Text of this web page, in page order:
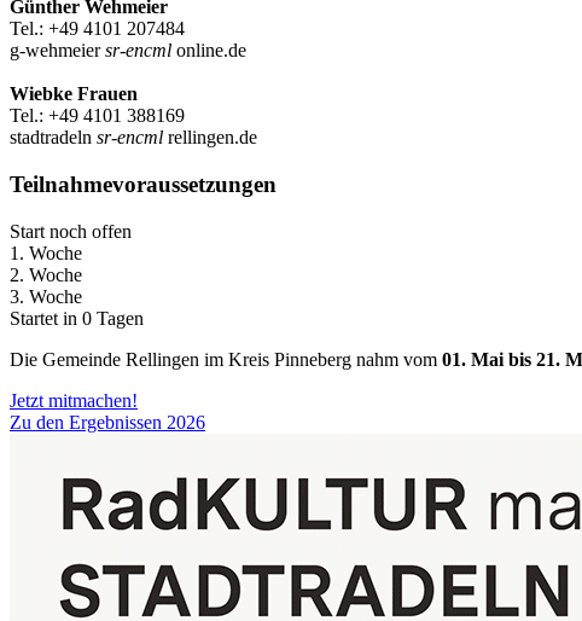
Günther Wehmeier
Tel.: +49 4101 207484
g-wehmeiersr-encml online.de
Wiebke Frauen
Tel.: +49 4101 388169
stadtradeln sr-encml rellingen.de
Teilnahmevoraussetzungen
Start noch offen
1. Woche
2. Woche
3. Woche
Startet in 0 Tagen
Die Gemeinde Rellingen im Kreis Pinneberg nahm vom 01. Mai bis 21.
Jetzt mitmachen!
Zu den Ergebnissen 2026